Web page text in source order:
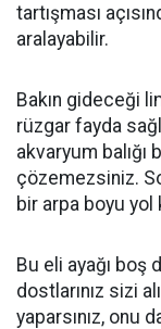
tartışması
aralayabilir.
Bakın gideceği
rüzgar fayda
akvaryum balığı
çözemezsiniz.
bir arpa boyu
Bu eli ayağı boş
dostlarınız sizi
yaparsınız, onu